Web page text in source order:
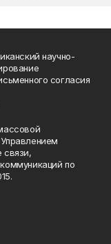
научно-
согласия
связи,
по